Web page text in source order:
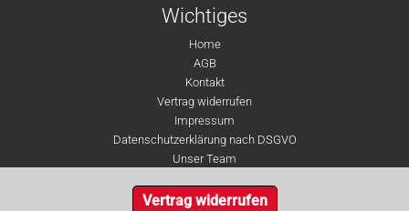
Wichtiges
Home
AGB
Kontakt
Vertrag widerrufen
Impressum
Datenschutzerklärung nach DSGVO
Unser Team
Vertrag widerrufen